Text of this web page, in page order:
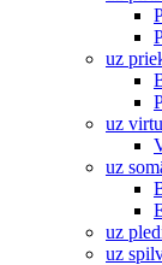
uz
uz
uz
uz
uz